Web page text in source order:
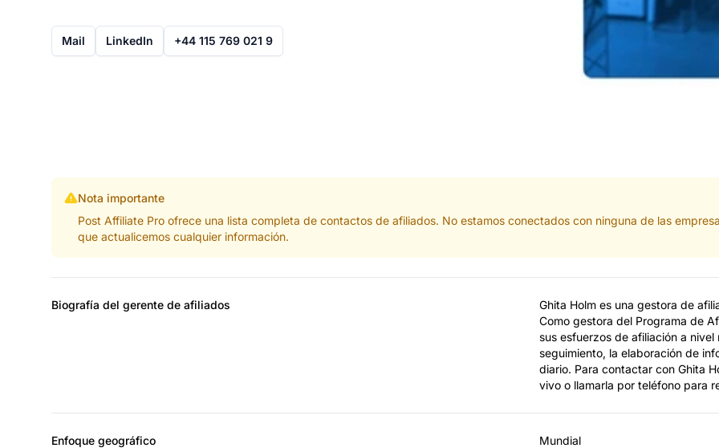
Mail LinkedIn +44 115 769 021 9
Nota importante
Post Affiliate Pro ofrece una lista completa de contactos de afiliados. No estamos conectados con ninguna de las
que actualicemos cualquier información.
Biografía del gerente de afiliados
Ghita Holm es una gestora de
Como gestora del Programa de
sus esfuerzos de afiliación a
seguimiento, la elaboración de
diario. Para contactar con Ghita
vivo o llamarla por teléfono para
Enfoque geográfico Mundial